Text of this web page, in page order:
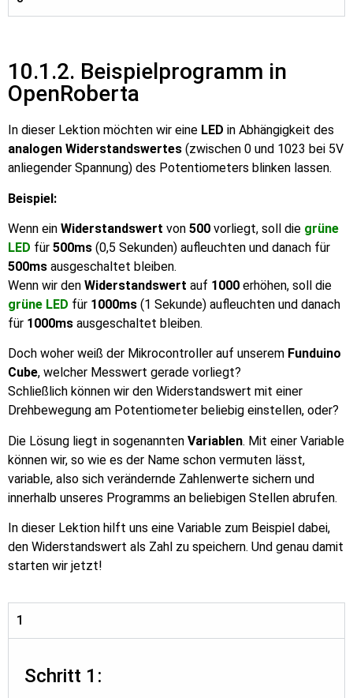
10.1.2. Beispielprogramm in
OpenRoberta
In dieser Lektion möchten wir eine LED in Abhängigkeit des
analogen Widerstandswertes (zwischen 0 und 1023 bei 5V
anliegender Spannung) des Potentiometers blinken lassen.
Beispiel:
Wenn ein Widerstandswert von 500 vorliegt, soll die grüne
LED für 500ms (0,5 Sekunden) aufleuchten und danach für
500ms ausgeschaltet bleiben.
Wenn wir den Widerstandswert auf 1000 erhöhen, soll die
grüne LED für 1000ms (1 Sekunde) aufleuchten und danach
für 1000ms ausgeschaltet bleiben.
Doch woher weiß der Mikrocontroller auf unserem Funduino
Cube, welcher Messwert gerade vorliegt?
Schließlich können wir den Widerstandswert mit einer
Drehbewegung am Potentiometer beliebig einstellen, oder?
Die Lösung liegt in sogenannten Variablen. Mit einer Variable
können wir, so wie es der Name schon vermuten lässt,
variable, also sich verändernde Zahlenwerte sichern und
innerhalb unseres Programms an beliebigen Stellen abrufen.
In dieser Lektion hilft uns eine Variable zum Beispiel dabei,
den Widerstandswert als Zahl zu speichern. Und genau damit
starten wir jetzt!
1
Schritt 1: